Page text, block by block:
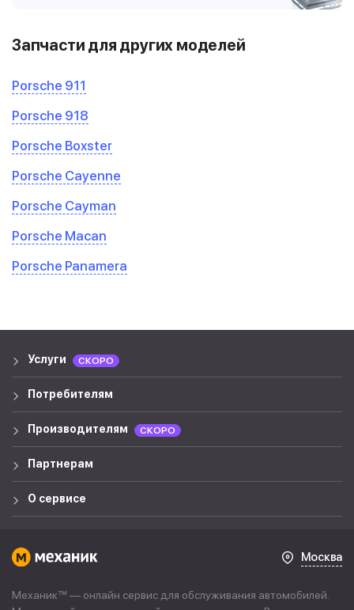
Запчасти для других моделей
Porsche 911
Porsche 918
Porsche Boxster
Porsche Cayenne
Porsche Cayman
Porsche Macan
Porsche Panamera
Услуги СКОРО
Потребителям
Производителям СКОРО
Партнерам
О сервисе
Москва
Механик™ — онлайн сервис для обслуживания автомобилей.